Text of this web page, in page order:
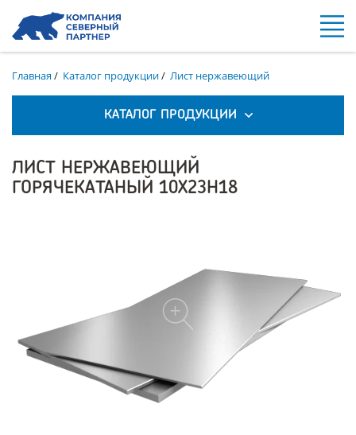
Главная/ Каталог продукции/ Лист нержавеющий
КАТАЛОГ ПРОДУКЦИИ
ЛИСТ НЕРЖАВЕЮЩИЙ
ГОРЯЧЕКАТАНЫЙ 10Х23Н18